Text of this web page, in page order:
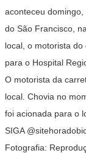
aconteceu
do São Francisco,
local, o motorista
para o Hospital
O motorista da
local. Chovia no
foi acionada para o
SIGA
Fotografia: